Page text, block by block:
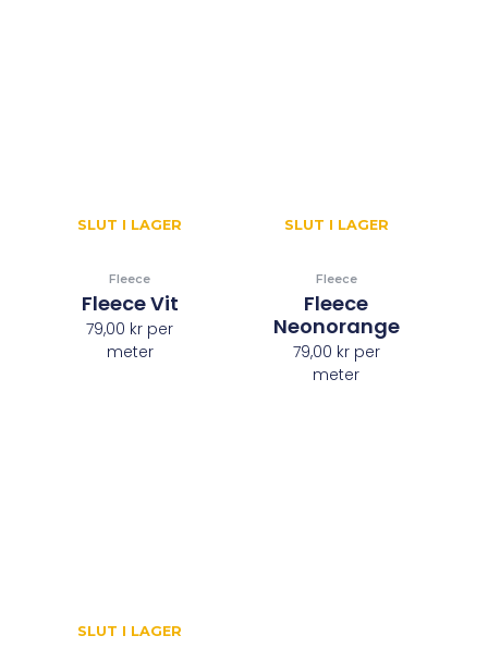
SLUT I LAGER
Fleece
Fleece Vit
79,00 kr per
meter
SLUT I LAGER
Fleece
Fleece
Neonorange
79,00 krper
meter
SLUT I LAGER